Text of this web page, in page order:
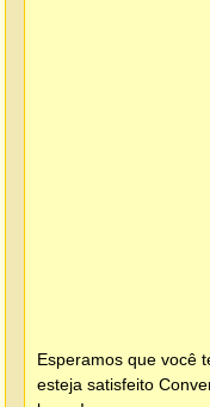
Esperamos que você
esteja satisfeito